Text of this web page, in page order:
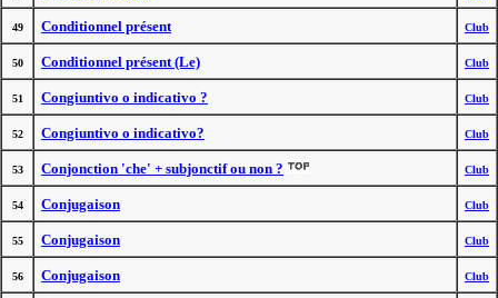
49 Conditionnel présent Club
50 Conditionnel présent (Le) Club
51 Congiuntivo o indicativo ? Club
52 Congiuntivo o indicativo? Club
53 Conjonction 'che' + subjonctif ou non ? Club
54 Conjugaison Club
55 Conjugaison Club
56 Conjugaison Club